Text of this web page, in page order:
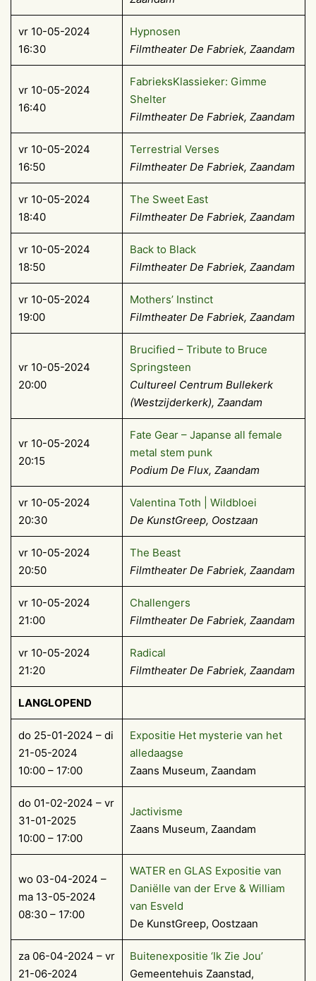
vr 10-05-2024
16:30
Hypnosen
Filmtheater De Fabriek, Zaandam
vr 10-05-2024
16:40
FabrieksKlassieker: Gimme
Shelter
Filmtheater De Fabriek, Zaandam
vr 10-05-2024
16:50
Terrestrial Verses
Filmtheater De Fabriek, Zaandam
vr 10-05-2024
18:40
The Sweet East
Filmtheater De Fabriek, Zaandam
vr 10-05-2024
18:50
Back to Black
Filmtheater De Fabriek, Zaandam
vr 10-05-2024
19:00
Mothers’ Instinct
Filmtheater De Fabriek, Zaandam
vr 10-05-2024
20:00
Brucified – Tribute to Bruce
Springsteen
Cultureel Centrum Bullekerk
(Westzijderkerk), Zaandam
vr 10-05-2024
20:15
Fate Gear – Japanse all female
metal stem punk
Podium De Flux, Zaandam
vr 10-05-2024
20:30
Valentina Toth | Wildbloei
De KunstGreep, Oostzaan
vr 10-05-2024
20:50
The Beast
Filmtheater De Fabriek, Zaandam
vr 10-05-2024
21:00
Challengers
Filmtheater De Fabriek, Zaandam
vr 10-05-2024
21:20
Radical
Filmtheater De Fabriek, Zaandam
LANGLOPEND
do 25-01-2024 – di
21-05-2024
10:00 – 17:00
Expositie Het mysterie van het
alledaagse
Zaans Museum, Zaandam
do 01-02-2024 – vr
31-01-2025
10:00 – 17:00
Jactivisme
Zaans Museum, Zaandam
wo 03-04-2024 –
ma 13-05-2024
08:30 – 17:00
WATER en GLAS Expositie van
Daniëlle van der Erve & William
van Esveld
De KunstGreep, Oostzaan
za 06-04-2024 – vr
21-06-2024
Buitenexpositie ‘Ik Zie Jou’
Gemeentehuis Zaanstad,